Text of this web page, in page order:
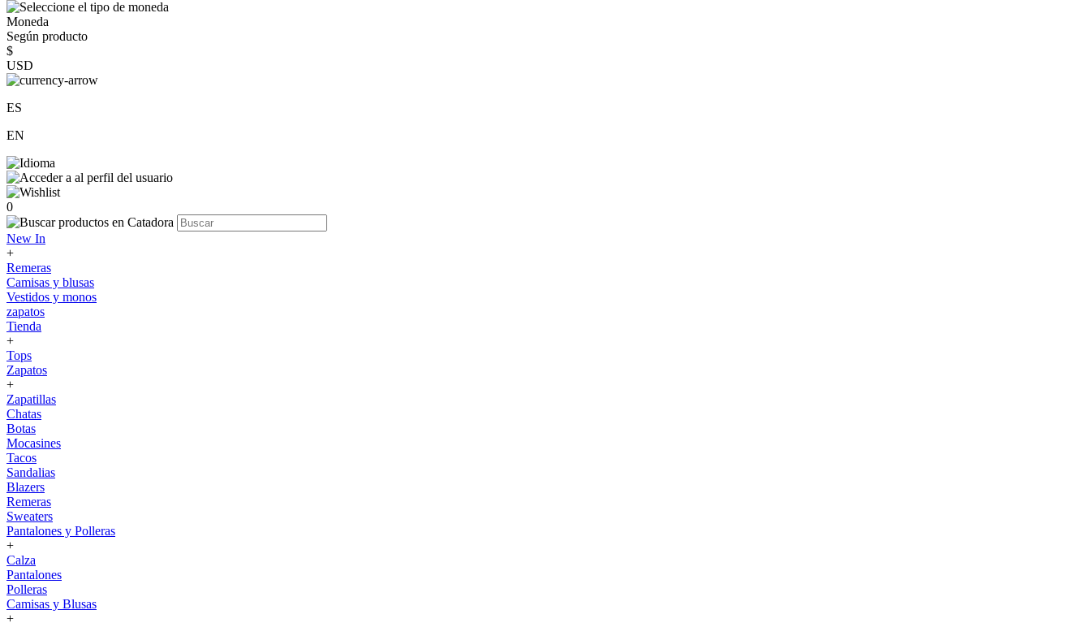
Moneda
Según producto
$
USD
ES
EN
0
New In
+
Remeras
Camisas y blusas
Vestidos y monos
zapatos
Tienda
+
Tops
Zapatos
+
Zapatillas
Chatas
Botas
Mocasines
Tacos
Sandalias
Blazers
Remeras
Sweaters
Pantalones y Polleras
+
Calza
Pantalones
Polleras
Camisas y Blusas
+